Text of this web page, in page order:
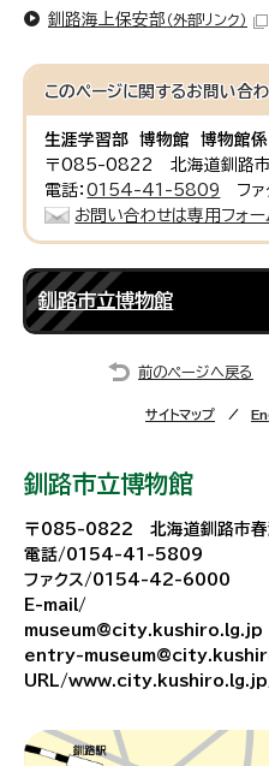
釧路海上保安部 （外部リンク）
このページに関するお問い合
生涯学習部 博物館 博物館係
〒085-0822 北海道釧路
電話：0154-41-5809
フ
お問い合わせは専用フォー
釧路市立博物館
前のページへ戻る
サイトマップ
釧路市立博物館
〒085-0822 北海道釧路市
電話/0154-41-5809
ファクス/0154-42-6000
E-mail/
museum@city.kushiro.lg.jp
entry-
URL/